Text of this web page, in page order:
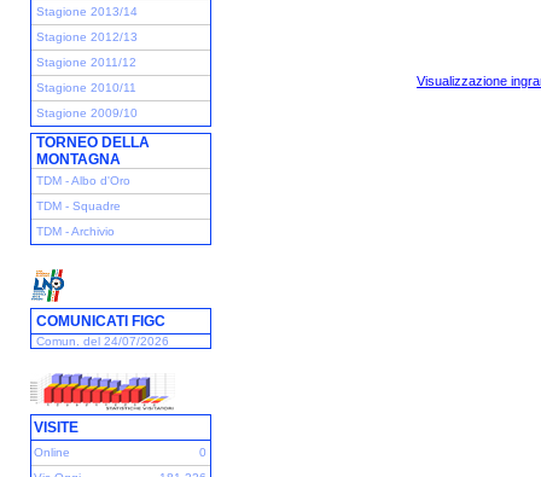
Stagione 2013/14
Stagione 2012/13
Stagione 2011/12
Stagione 2010/11
Stagione 2009/10
TORNEO DELLA
MONTAGNA
TDM - Albo d'Oro
TDM - Squadre
TDM - Archivio
COMUNICATI FIGC
Comun. del 24/07/2026
VISITE
Online
0
Visualizzazione